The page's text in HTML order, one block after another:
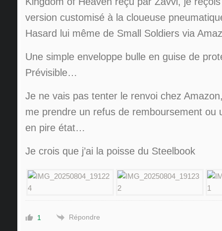
version customisé à la cloueuse
Hasard lui même de Small Soldiers via
Une simple enveloppe bulle en guise de
Prévisible…
Je ne vais pas tenter le renvoi chez
me prendre un refus de remboursement ou
en pire état…
Je crois que j’ai la poisse du Steelbook
1 Répondre